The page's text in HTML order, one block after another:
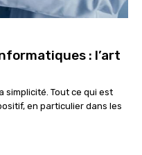
: l’art
simplicité. Tout ce qui est
en particulier dans les